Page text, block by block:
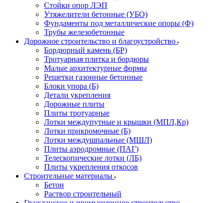
Стойки опор ЛЭП
Утяжелители бетонные (УБО)
Фундаменты под металлические опоры (Ф)
Трубы железобетонные
Дорожное строительство и благоустройство
Бордюрный камень (БР)
Тротуарная плитка и бордюры
Малые архитектурные формы
Решетки газонные бетонные
Блоки упора (Б)
Детали укрепления
Дорожные плиты
Плиты тротуарные
Лотки междупутные и крышки (МПЛ,Кр)
Лотки прикромочные (Б)
Лотки междушпальные (МШЛ)
Плиты аэродромные (ПАГ)
Телескопические лотки (ЛБ)
Плиты укрепления откосов
Строительные материалы
Бетон
Раствор строительный